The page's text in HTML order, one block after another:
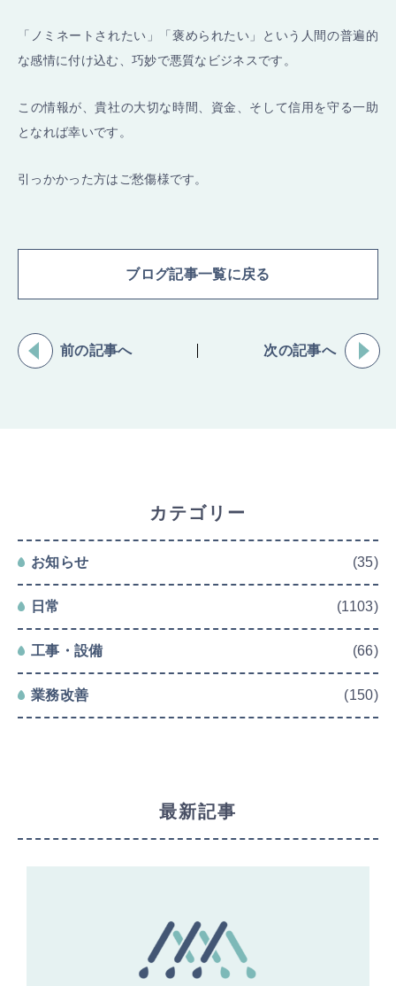
「ノミネートされたい」「褒められたい」という人間の普遍的
な感情に付け込む、巧妙で悪質なビジネスです。
この情報が、貴社の大切な時間、資金、そして信用を守る一助
となれば幸いです。
引っかかった方はご愁傷様です。
ブログ記事一覧に戻る
前の記事へ 次の記事へ
カテゴリー
お知らせ (35)
日常 (1103)
工事・設備 (66)
業務改善 (150)
最新記事